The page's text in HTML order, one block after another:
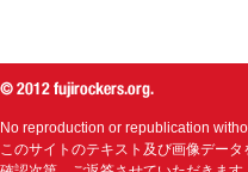
No reproduction or republication
このサイトのテキスト及び画像デー